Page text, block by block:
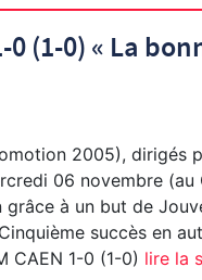
(1-0) « La
2005), dirigés
06 novembre (au
grâce à un but de
succès en
CAEN 1-0 (1-0) lire la